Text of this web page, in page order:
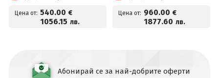
Цена от: 540.00 €
1056.15 лв.
Цена от: 960.00 €
1877.60 лв.
Абонирай се за най-добрите оферти